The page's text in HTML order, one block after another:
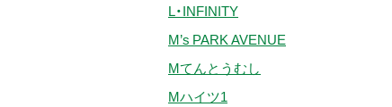
L・INFINITY
M’s PARK AVENUE
Mてんとうむし
Mハイツ1